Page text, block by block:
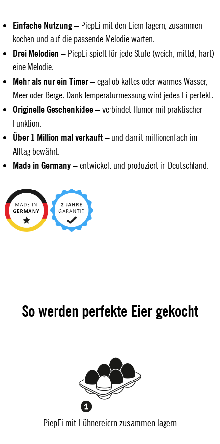
Einfache Nutzung– PiepEi mit den Eiern lagern, zusammen
kochen und auf die passende Melodie warten.
Drei Melodien – PiepEi spielt für jede Stufe (weich, mittel, hart)
eine Melodie.
Mehr als nur ein Timer– egal ob kaltes oder warmes Wasser,
Meer oder Berge. Dank Temperaturmessung wird jedes Ei perfekt.
Originelle Geschenkidee– verbindet Humor mit praktischer
Funktion.
Über 1 Million mal verkauft– und damit millionenfach im
Alltag bewährt.
Made in Germany– entwickelt und produziert in Deutschland.
So werden perfekte Eier gekocht
PiepEi mit Hühnereiern zusammen lagern